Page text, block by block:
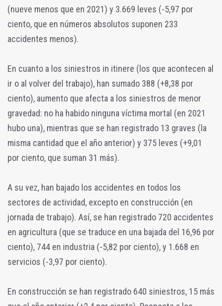
(nueve menos que en 2021) y 3.669 leves (-5,97 por
ciento, que en números absolutos suponen 233
accidentes menos).
En cuanto a los siniestros in itinere (los que acontecen al
ir o al volver del trabajo), han sumado 388 (+8,38 por
ciento), aumento que afecta a los siniestros de menor
gravedad: no ha habido ninguna víctima mortal (en 2021
hubo una), mientras que se han registrado 13 graves (la
misma cantidad que el año anterior) y 375 leves (+9,01
por ciento, que suman 31 más).
A su vez, han bajado los accidentes en todos los
sectores de actividad, excepto en construcción (en
jornada de trabajo). Así, se han registrado 720 accidentes
en agricultura (que se traduce en una bajada del 16,96 por
ciento), 744 en industria (-5,82 por ciento), y 1.668 en
servicios (-3,97 por ciento).
En construcción se han registrado 640 siniestros, 15 más